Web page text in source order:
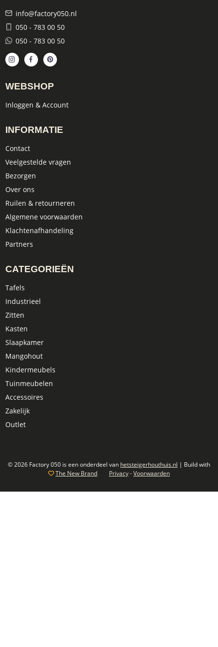
info@factory050.nl
050 - 783 00 50
050 - 783 00 50
WEBSHOP
Inloggen & Account
INFORMATIE
Contact
Veelgestelde vragen
Bezorgen
Over ons
Ruilen & retourneren
Algemene voorwaarden
Klachtenafhandeling
Partners
CATEGORIEËN
Tafels
Industrieel
Zitten
Kasten
Slaapkamer
Mangohout
Kindermeubels
Tuinmeubelen
Accessoires
Zakelijk
Outlet
© 2026 Factory 050 is een onderdeel van hetsteigerhouthuis.nl | Build with
The New Brand
Privacy-Voorwaarden